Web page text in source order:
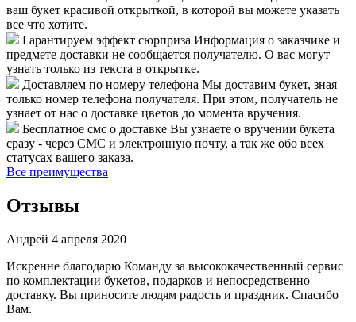
ваш букет красивой открыткой, в которой вы можете указать
все что хотите.
Гарантируем эффект сюрприза Информация о заказчике и
предмете доставки не сообщается получателю. О вас могут
узнать только из текста в открытке.
Доставляем по номеру телефона Мы доставим букет, зная
только номер телефона получателя. При этом, получатель не
узнает от нас о доставке цветов до момента вручения.
Бесплатное смс о доставке Вы узнаете о вручении букета
сразу - через СМС и электронную почту, а так же обо всех
статусах вашего заказа.
Все преимущества
Отзывы
Андрей 4 апреля 2020
Искренне благодарю Команду за высококачественный сервис
по комплектации букетов, подарков и непосредственно
доставку. Вы приносите людям радость и праздник. Спасибо
Вам.